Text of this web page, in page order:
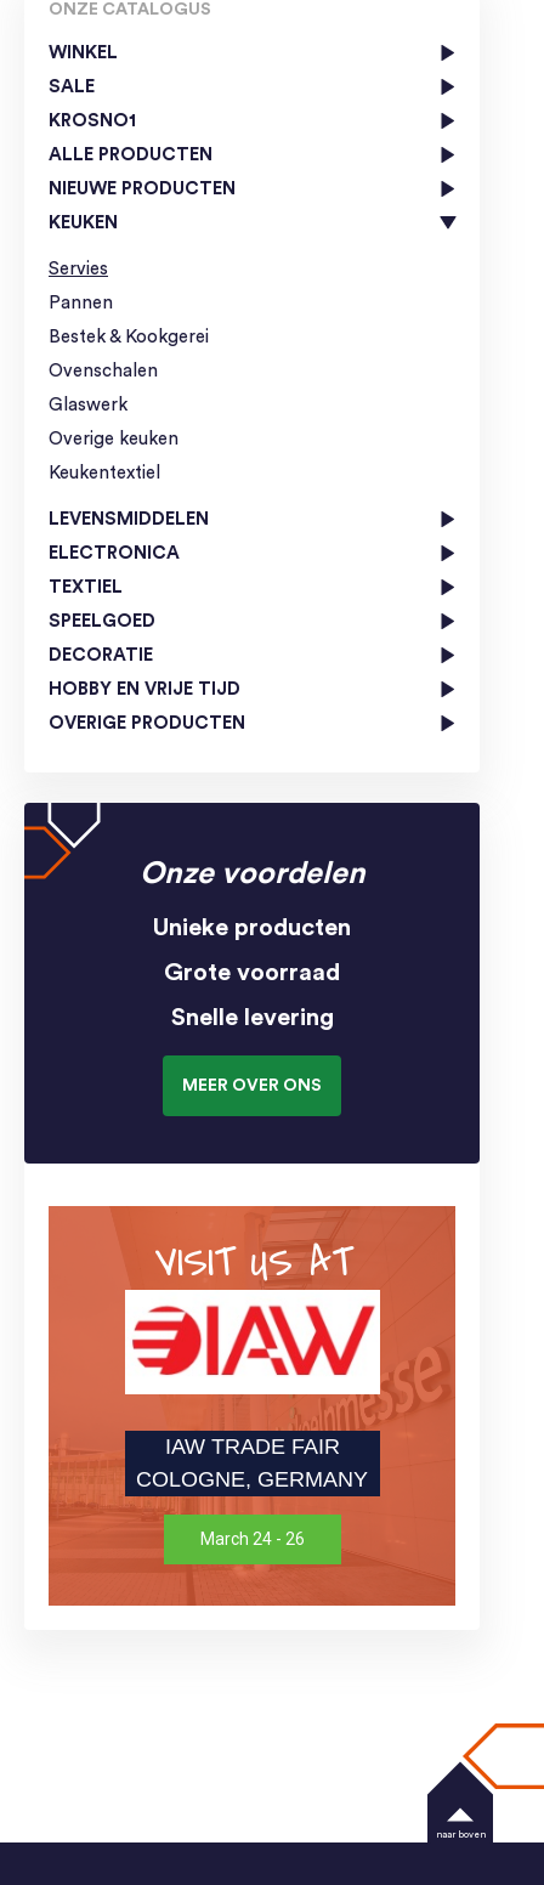
ONZE CATALOGUS
WINKEL
SALE
KROSNO1
ALLE PRODUCTEN
NIEUWE PRODUCTEN
KEUKEN
Servies
Pannen
Bestek & Kookgerei
Ovenschalen
Glaswerk
Overige keuken
Keukentextiel
LEVENSMIDDELEN
ELECTRONICA
TEXTIEL
SPEELGOED
DECORATIE
HOBBY EN VRIJE TIJD
OVERIGE PRODUCTEN
Onze voordelen
Unieke producten
Grote voorraad
Snelle levering
MEER OVER ONS
VISIT US AT
IAW TRADE FAIR
COLOGNE, GERMANY
March 24 - 26
naar boven